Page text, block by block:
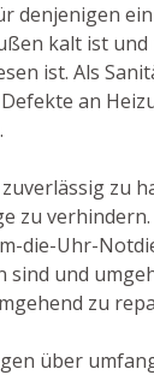
denjenigen
kalt ist und
ist. Als
an
zu
zu
die-Uhr-
sind und
zu
über